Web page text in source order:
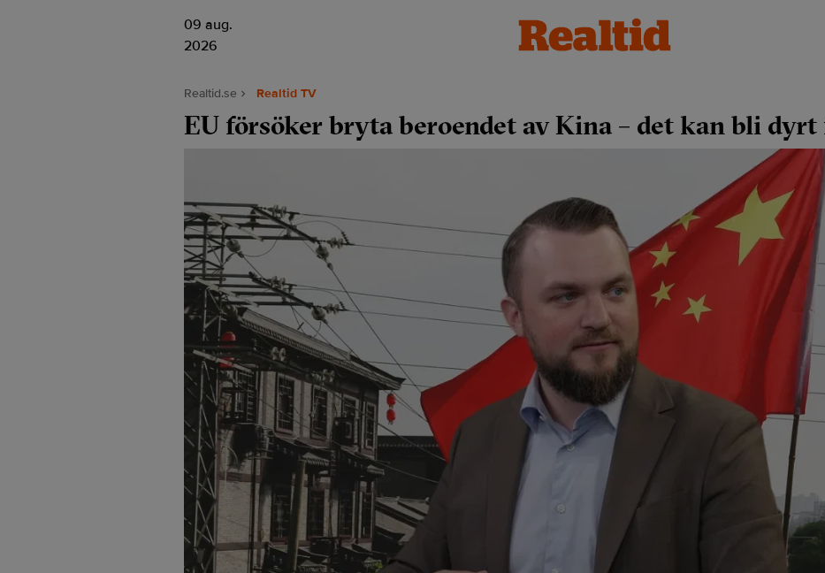
09 aug.
2026
Realtid.se Realtid TV
EU försöker bryta beroendet av Kina – det kan bli dyrt